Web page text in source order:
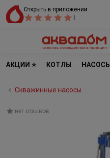
Открыть в приложении
1
АКЦИИ ⭐ КОТЛЫ НАСОСЫ
Скважинные насосы
нет отзывов